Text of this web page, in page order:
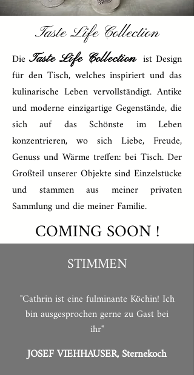
Taste Life Collection
DieTaste Life Collection ist Design
für den Tisch, welches inspiriert und das
kulinarische Leben vervollständigt. Antike
und moderne einzigartige Gegenstände, die
sich auf das Schönste im Leben
konzentrieren, wo sich Liebe, Freude,
Genuss und Wärme treffen: bei Tisch. Der
Großteil unserer Objekte sind Einzelstücke
und stammen aus meiner privaten
Sammlung und die meiner Familie.
COMING SOON !
STIMMEN
"Cathrin ist eine fulminante Köchin! Ich
bin ausgesprochen gerne zu Gast bei
ihr"
JOSEF VIEHHAUSER, Sternekoch